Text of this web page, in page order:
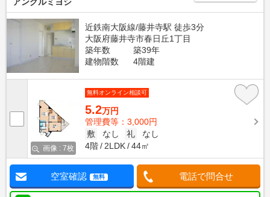
近鉄南大阪線/藤井寺駅 徒歩3分
大阪府藤井寺市春日丘1丁目
築年数
築39年
建物階数
4階建
画像 : 7枚
無料オンライン相談可
5.2万円
管理費等：3,000円
敷
なし 礼
なし
4階
2LDK 44㎡
空室確認 無料 電話で問合せ